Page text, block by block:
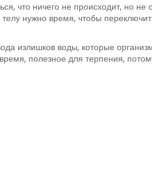
что ничего не происходит, но не
нужно время, чтобы
излишков воды, которые
полезное для терпения,